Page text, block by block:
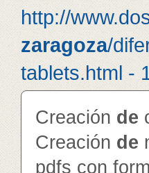
http://
zaragoza/
tablets.html -
Creación de
Creación de
pdfs con